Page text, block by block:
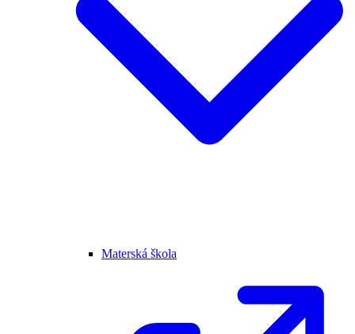
Materská škola